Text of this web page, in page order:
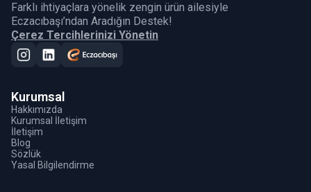
Farklı ihtiyaçlara yönelik zengin ürün ailesiyle
Eczacıbaşı’ndan Aradığın Destek!
Çerez Tercihlerinizi Yönetin
Kurumsal
Hakkımızda
Kurumsal İletişim
İletişim
Blog
Sözlük
Yasal Bilgilendirme